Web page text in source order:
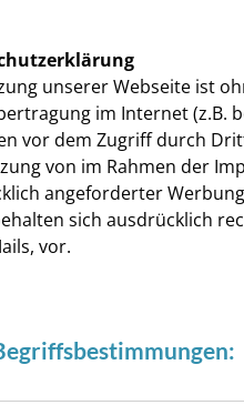
unserer Webseite ist
im Internet (z.B.
vor dem Zugriff durch
von im Rahmen der
angeforderter
sich ausdrücklich
vor.